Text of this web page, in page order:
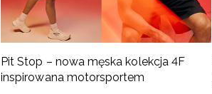
Pit Stop – nowa męska kolekcja 4F
inspirowana motorsportem